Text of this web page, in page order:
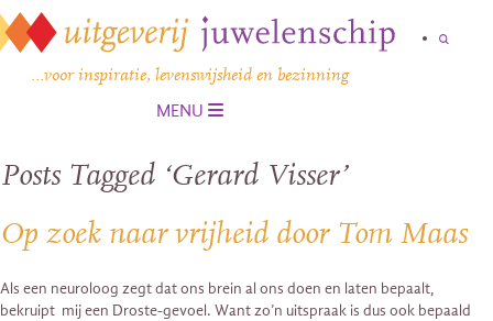
…voor inspiratie, levenswijsheid en bezinning
MENU
Posts Tagged ‘Gerard Visser’
Op zoek naar vrijheid door Tom Maas
Als een neuroloog zegt dat ons brein al ons doen en laten bepaalt,
bekruipt mij een Droste-gevoel. Want zo’n uitspraak is dus ook bepaald